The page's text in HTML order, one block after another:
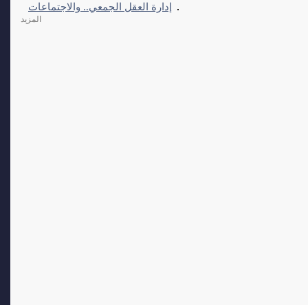
إدارة العقل الجمعي.. والاجتماعات
المزيد